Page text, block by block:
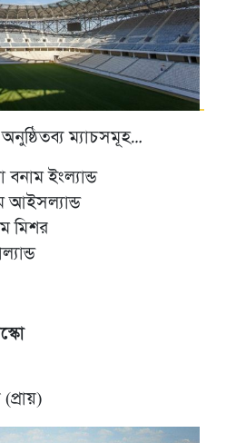
ম্যাচসমূহ…
ইংল্যান্ড
আইসল্যান্ড
মিশর